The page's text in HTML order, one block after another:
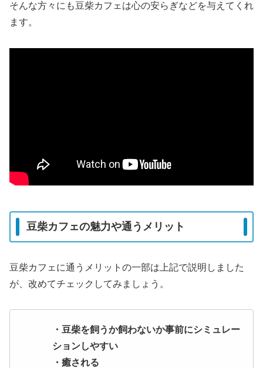
そんな方々にも豆柴カフェは心の安らぎなどを与えてくれ
ます。
豆柴カフェの魅力や通うメリット
豆柴カフェに通うメリットの一部は上記で説明しました
が、改めてチェックしてみましょう。
・豆柴を飼うか飼わないか事前にシミュレー
ションしやすい
・癒される